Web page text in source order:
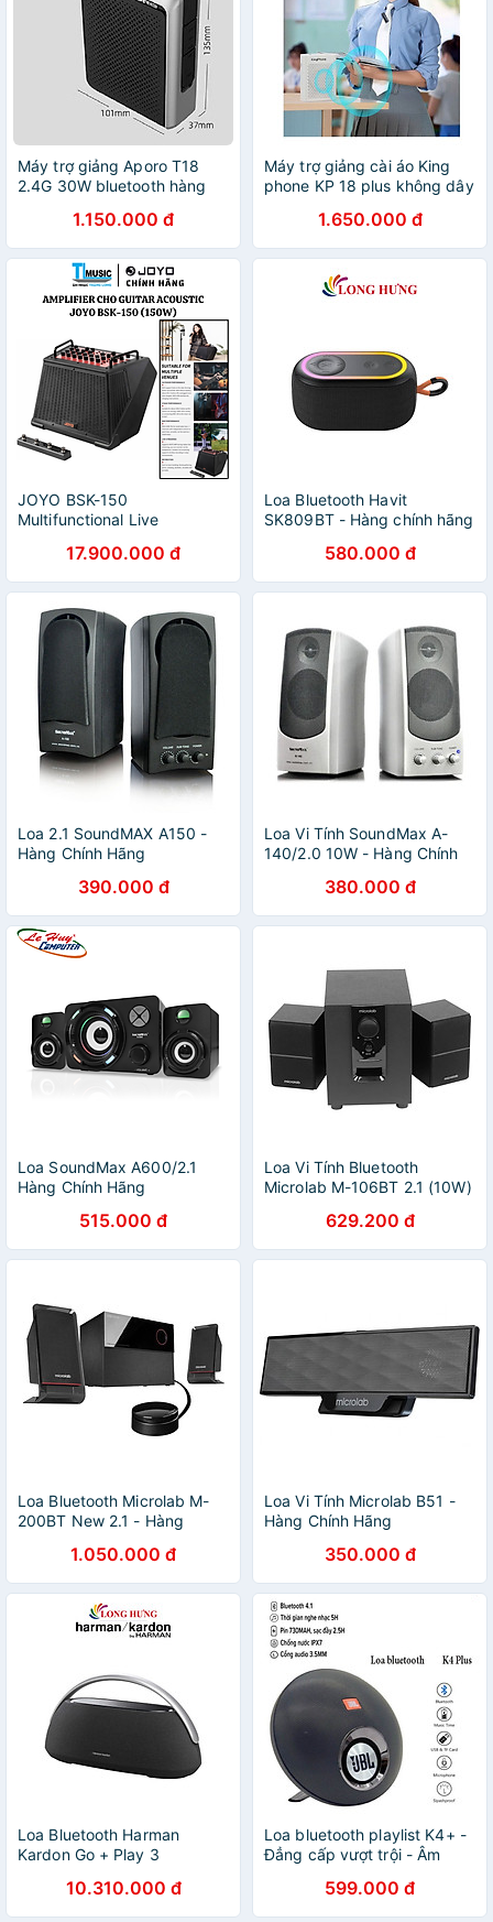
Máy trợ giảng Aporo T18
2.4G 30W bluetooth hàng
1.150.000 đ
Máy trợ giảng cài áo King
phone KP 18 plus không dây
1.650.000 đ
JOYO BSK-150
Multifunctional Live
Amplifier - Loa Amply cho
Guitar Acoustic - Hàng chính
hãng
17.900.000 đ
Loa Bluetooth Havit
SK809BT - Hàng chính hãng
580.000 đ
Loa 2.1 SoundMAX A150 -
Hàng Chính Hãng
390.000 đ
Loa Vi Tính SoundMax A-
140/2.0 10W - Hàng Chính
380.000 đ
Loa SoundMax A600/2.1
Hàng Chính Hãng
515.000 đ
Loa Vi Tính Bluetooth
Microlab M-106BT 2.1 (10W)
629.200 đ
Loa Bluetooth Microlab M-
200BT New 2.1 - Hàng
1.050.000 đ
Loa Vi Tính Microlab B51 -
Hàng Chính Hãng
350.000 đ
Loa Bluetooth Harman
Kardon Go + Play 3
10.310.000 đ
Loa bluetooth playlist K4+ -
Đẳng cấp vượt trội - Âm
dáng đẹp - Hàng chính hãng
599.000 đ